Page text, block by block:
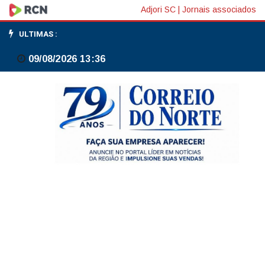
Fitch
revisa
perspectiva
Turquia
Adjori SC Jornais associados
ULTIMAS :
09/08/2026 13:36